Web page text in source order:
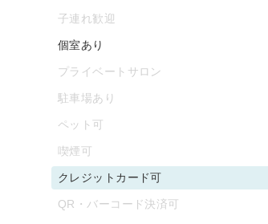
子連れ歓迎
個室あり
プライベートサロン
駐車場あり
ペット可
喫煙可
クレジットカード可
QR・バーコード決済可